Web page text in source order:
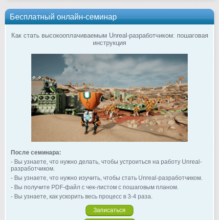
Бесплатный онлайн-семинар
Как стать высокооплачиваемым Unreal-разработчиком: пошаговая
инструкция
После семинара:
- Вы узнаете, что нужно делать, чтобы устроиться на работу Unreal-
разработчиком.
- Вы узнаете, что нужно изучить, чтобы стать Unreal-разработчиком.
- Вы получите PDF-файл с чек-листом с пошаговым планом.
- Вы узнаете, как ускорить весь процесс в 3-4 раза.
Записаться